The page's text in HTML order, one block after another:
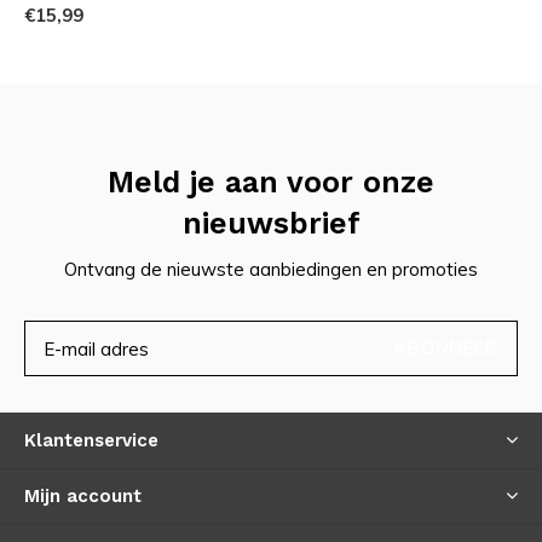
€15,99
Meld je aan voor onze
nieuwsbrief
Ontvang de nieuwste aanbiedingen en promoties
Klantenservice
Mijn account